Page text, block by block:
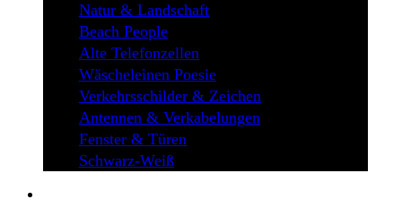
Natur & Landschaft
Beach People
Alte Telefonzellen
Wäscheleinen Poesie
Verkehrsschilder & Zeichen
Antennen & Verkabelungen
Fenster & Türen
Schwarz-Weiß